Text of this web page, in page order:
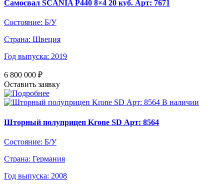
Самосвал SCANIA P440 8×4 20 куб. Арт: 7671
Состояние: Б/У
Страна: Швеция
Год выпуска: 2019
6 800 000 ₽
Оставить заявку
В наличии
Шторный полуприцеп Krone SD Арт: 8564
Состояние: Б/У
Страна: Германия
Год выпуска: 2008